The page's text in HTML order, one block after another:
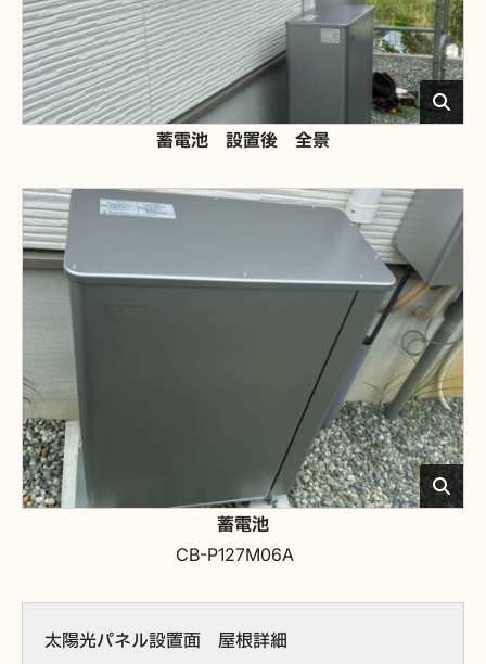
蓄電池 設置後 全景
蓄電池
CB-P127M06A
太陽光パネル設置面 屋根詳細